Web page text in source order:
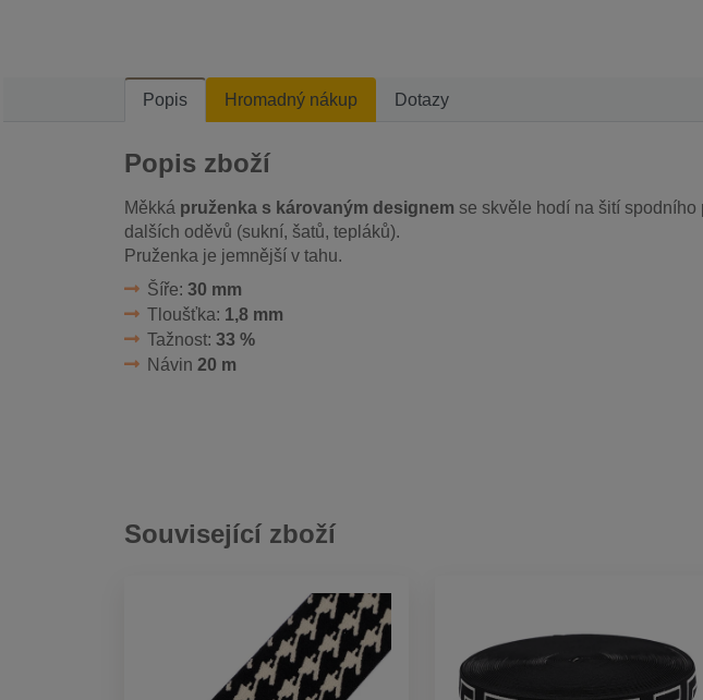
Popis Hromadný nákup Dotazy
Popis zboží
Měkká pruženka s károvaným designem se skvěle hodí na šití spodního
dalších oděvů (sukní, šatů, tepláků).
Pruženka je jemnější v tahu.
Šíře: 30 mm
Tloušťka: 1,8 mm
Tažnost: 33 %
Návin 20 m
Související zboží